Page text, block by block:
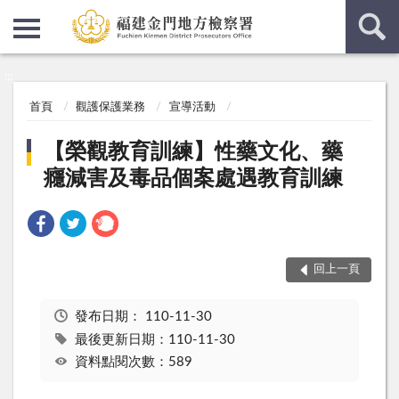
首頁 觀護保護業務 宣導活動
【榮觀教育訓練】性藥文化、藥
癮減害及毒品個案處遇教育訓練
回上一頁
發布日期： 110-11-30
最後更新日期：110-11-30
資料點閱次數：589